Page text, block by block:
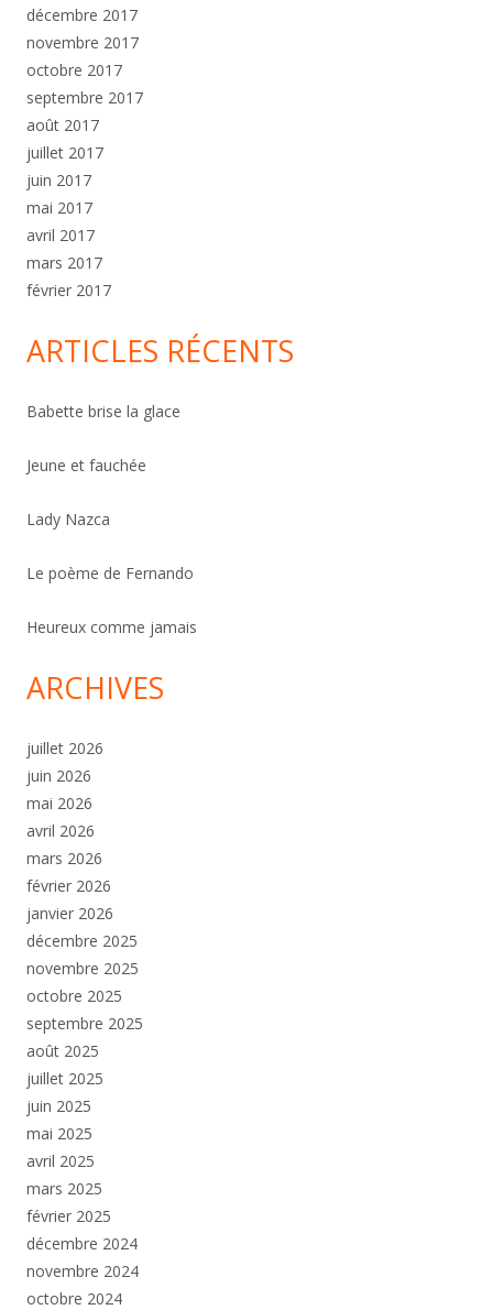
décembre 2017
novembre 2017
octobre 2017
septembre 2017
août 2017
juillet 2017
juin 2017
mai 2017
avril 2017
mars 2017
février 2017
ARTICLES RÉCENTS
Babette brise la glace
Jeune et fauchée
Lady Nazca
Le poème de Fernando
Heureux comme jamais
ARCHIVES
juillet 2026
juin 2026
mai 2026
avril 2026
mars 2026
février 2026
janvier 2026
décembre 2025
novembre 2025
octobre 2025
septembre 2025
août 2025
juillet 2025
juin 2025
mai 2025
avril 2025
mars 2025
février 2025
décembre 2024
novembre 2024
octobre 2024